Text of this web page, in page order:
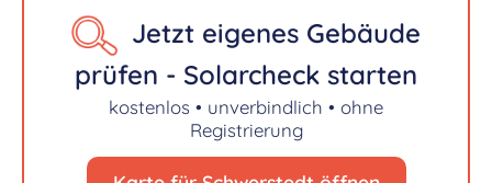
Jetzt eigenes Gebäude
prüfen - Solarcheck starten
kostenlos • unverbindlich • ohne
Registrierung